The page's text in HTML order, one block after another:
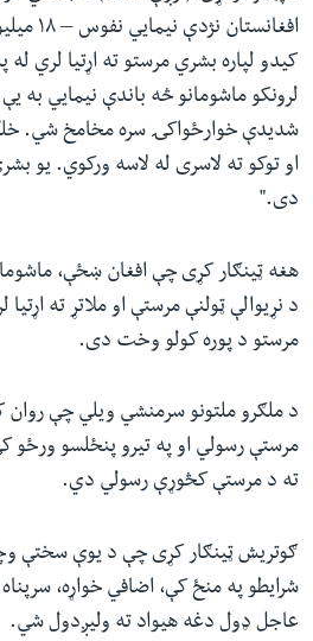
کیدو لپاره بشري مرستو ته اړتیا لري
لرونکو ماشومانو څه باندې نیمايي به
شدیدې خوارځواکۍ سره مخامخ شي.
او توکو ته لاسری له لاسه ورکوي. یو
دی."
هغه ټینګار کړی چې افغان ښځې،
د نړیوالې ټولنې مرستې او ملاتړ ته
مرستو د پوره کولو وخت دی.
ته د مرستې کڅوړې رسولي دي.
ګوتریش ټینګار کړی چې د یوې سختې
شرایطو په منځ کې، اضافي خواړه،
عاجل ډول دغه هیواد ته ولیږدول شي.